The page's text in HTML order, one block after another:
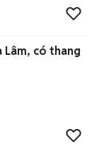
Lâm, có thang